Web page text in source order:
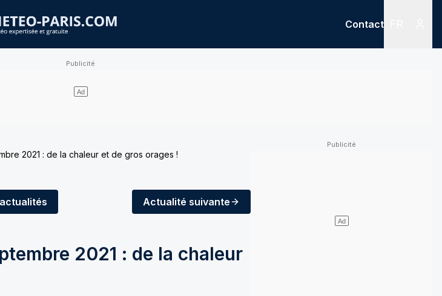
Contact
2021 : de la chaleur et de gros orages !
Actualité suivante
2021 : de la chaleur